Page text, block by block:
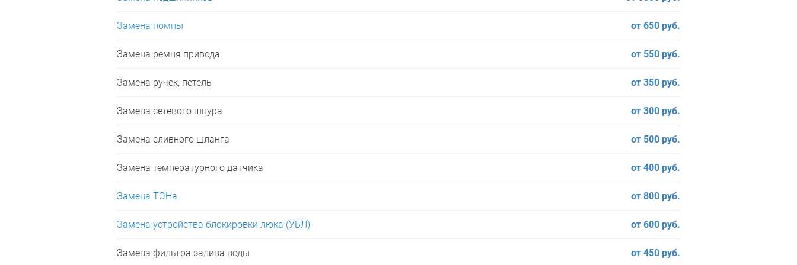
Замена помпы от 650 руб.
Замена ремня привода от 550 руб.
Замена ручек, петель от 350 руб.
Замена сетевого шнура от 300 руб.
Замена сливного шланга от 500 руб.
Замена температурного датчика от 400 руб.
Замена ТЭНа от 800 руб.
Замена устройства блокировки люка (УБЛ) от 600 руб.
Замена фильтра залива воды от 450 руб.